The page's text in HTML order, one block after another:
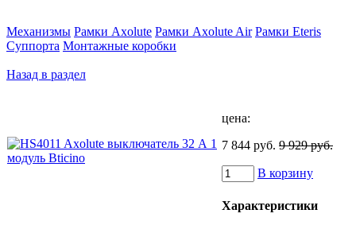
Механизмы Рамки Axolute Рамки Axolute Air Рамки Eteris
Суппорта Монтажные коробки
Назад в раздел
цена:
7 844 руб. 9 929 руб.
В корзину
Характеристики